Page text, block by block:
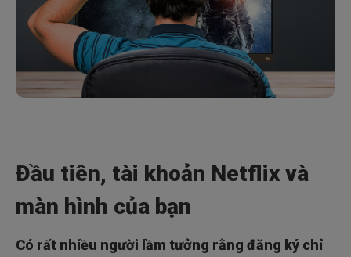
Đầu tiên, tài khoản Netflix và
màn hình của bạn
Có rất nhiều người lầm tưởng rằng đăng ký chỉ